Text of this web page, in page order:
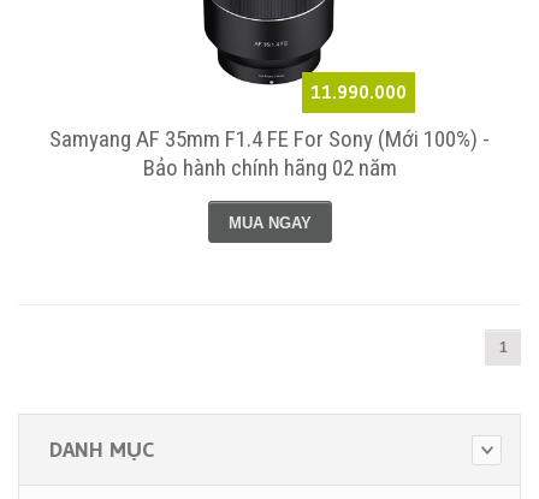
11.990.000
Samyang AF 35mm F1.4 FE For Sony (Mới 100%) -
Bảo hành chính hãng 02 năm
MUA NGAY
1
DANH MỤC